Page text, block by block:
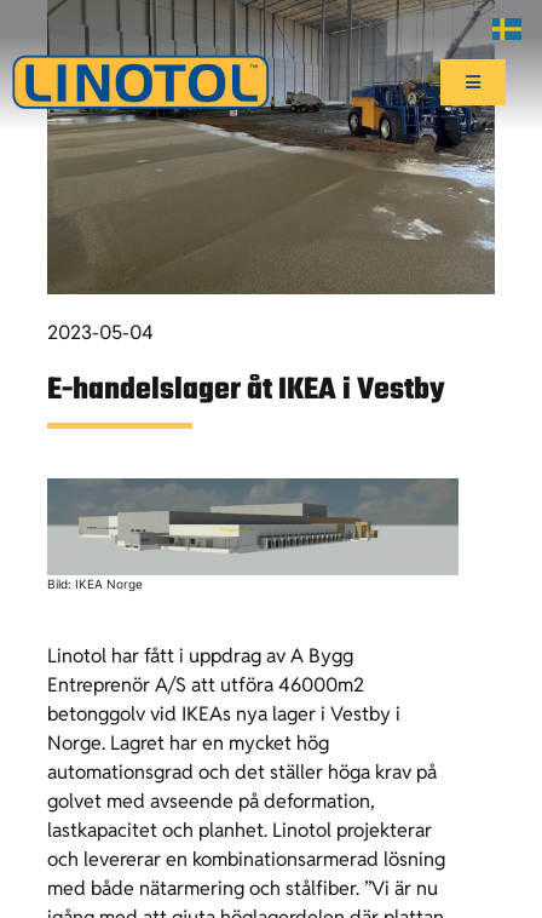
Fortsätt
innehållet
Toggle
Start
Hållbarhet
2023-05-04
E-handelslager åt IKEA i Vestby
Bild: IKEA Norge
Linotol har fått i uppdrag av A Bygg
Entreprenör A/S att utföra 46000m2
betonggolv vid IKEAs nya lager i Vestby i
Norge. Lagret har en mycket hög
automationsgrad och det ställer höga krav på
golvet med avseende på deformation,
lastkapacitet och planhet. Linotol projekterar
och levererar en kombinationsarmerad lösning
med både nätarmering och stålfiber. ”Vi är nu